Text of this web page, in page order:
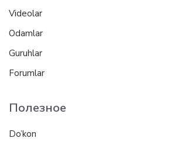
Videolar
Odamlar
Guruhlar
Forumlar
Полезное
Do’kon